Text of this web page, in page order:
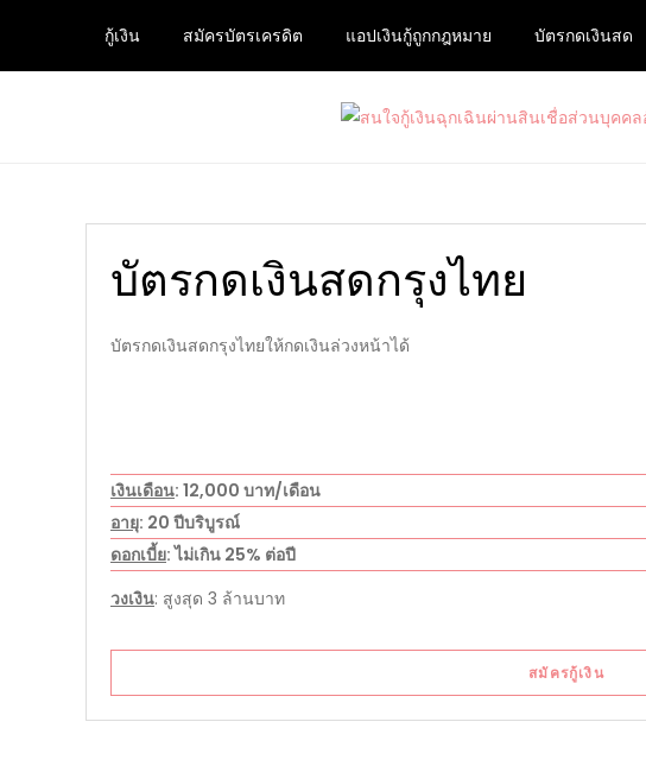
content
กู้เงิน สมัครบัตรเครดิต แอปเงินกู้ถูกกฎหมาย บัตรกดเงินสด
บัตรกดเงินสดกรุงไทย
บัตรกดเงินสดกรุงไทยให้กดเงินล่วงหน้าได้
เงินเดือน: 12,000 บาท/เดือน
อายุ: 20 ปีบริบูรณ์
ดอกเบี้ย: ไม่เกิน 25% ต่อปี
วงเงิน: สูงสุด 3 ล้านบาท
สมัครกู้เงิน